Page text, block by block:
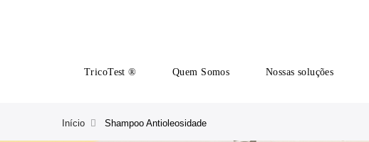
TricoTest ® Quem Somos Nossas soluções
Início Shampoo Antioleosidade